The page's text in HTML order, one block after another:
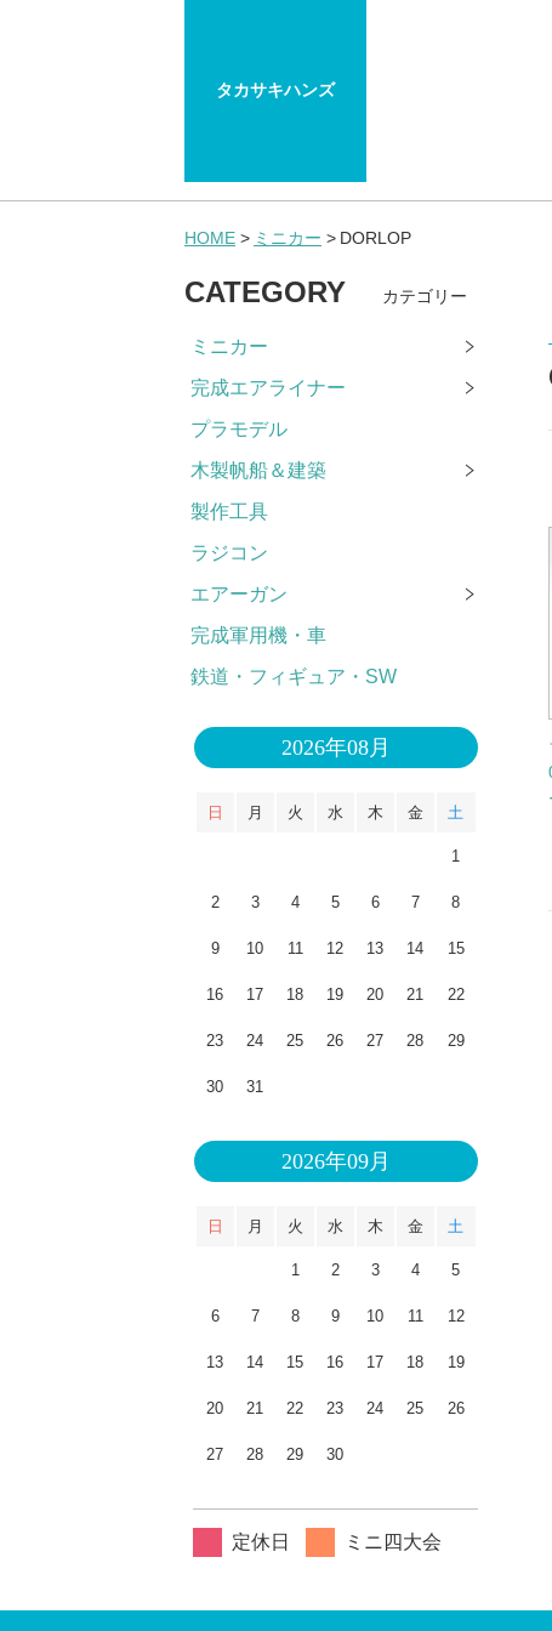
タカサキハンズ
HOME ミニカー DORLOP
CATEGORY カテゴリー
ミニカー
完成エアライナー
プラモデル
木製帆船＆建築
製作工具
ラジコン
エアーガン
完成軍用機・車
鉄道・フィギュア・SW
2026年08月
日 月 火 水 木 金 土
1
2 3 4 5 6 7 8
9 10 11 12 13 14 15
16 17 18 19 20 21 22
23 24 25 26 27 28 29
30 31
2026年09月
日 月 火 水 木 金 土
1 2 3 4 5
6 7 8 9 10 11 12
13 14 15 16 17 18 19
20 21 22 23 24 25 26
27 28 29 30
定休日 ミニ四大会